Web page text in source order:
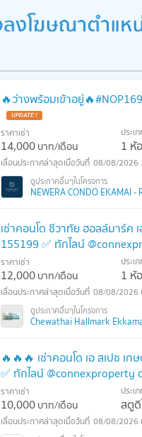
🔥ว่างพร้อมเข้าอยู่
UPDATE !
ราคาเช่า
14,000บาท/เดือน
ประเ
1 ห้
08/08/2026
NEWERA CONDO EKAMAI
เช่าคอนโด ชีวาทัย ฮอลล์มาร์ค
155199 ✅ ทักไลน์
ราคาเช่า
12,000บาท/เดือน
ประเ
1 ห้
08/08/2026
Chewathai Hallmark
🔥🔥🔥 เช่าคอนโด เอ สเปซ
✅ ทักไลน์
ราคาเช่า
10,000บาท/เดือน
ประเ
สตูดิ
08/08/2026